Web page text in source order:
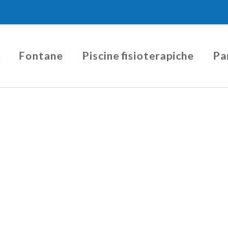
Fontane Piscine fisioterapiche